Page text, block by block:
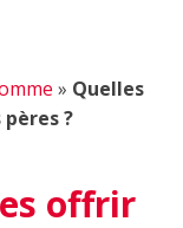
» Quelles
?
offrir